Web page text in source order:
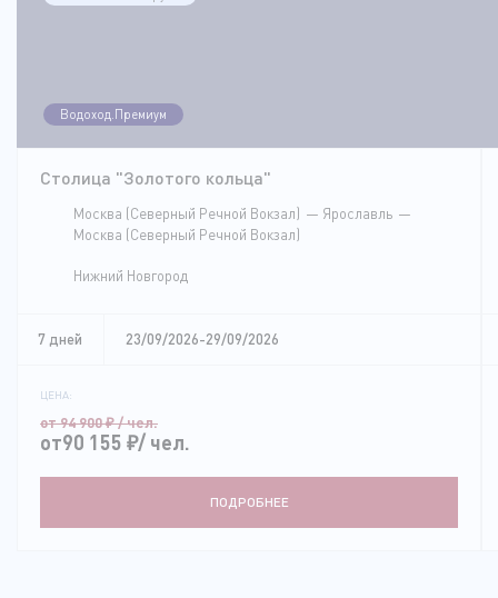
Водоход.Премиум
Столица "Золотого кольца"
Москва (Северный Речной Вокзал)
Ярославль
Москва (Северный Речной Вокзал)
Нижний Новгород
7 дней 23/09/2026-29/09/2026
ЦЕНА:
от 94 900₽/ чел.
от90 155 ₽/ чел.
ПОДРОБНЕЕ